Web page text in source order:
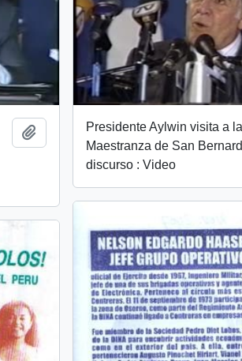
Añadir al portapapeles
Presidente Aylwin visita a la
Maestranza de San
discurso : Video